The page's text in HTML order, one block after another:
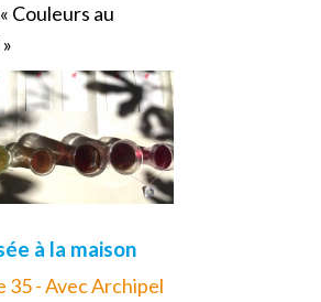
Couleurs au
à la maison
35 - Avec Archipel